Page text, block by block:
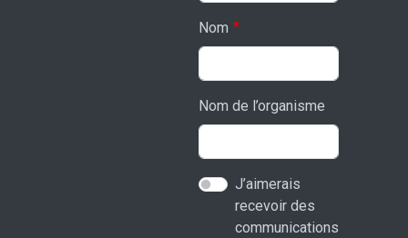
Nom
Nom de l’organisme
J’aimerais
recevoir des
communications